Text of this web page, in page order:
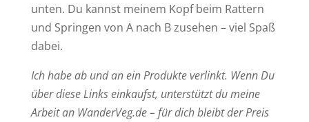
unten. Du kannst meinem Kopf beim Rattern
und Springen von A nach B zusehen – viel Spaß
dabei.
Ich habe ab und an ein Produkte verlinkt. Wenn Du
über diese Links einkaufst, unterstützt du meine
Arbeit an WanderVeg.de – für dich bleibt der Preis